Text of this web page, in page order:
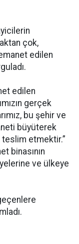
çok,
edilen
edilen
gerçek
bu şehir ve
büyüterek
etmektir.”
binasının
ve ülkeye